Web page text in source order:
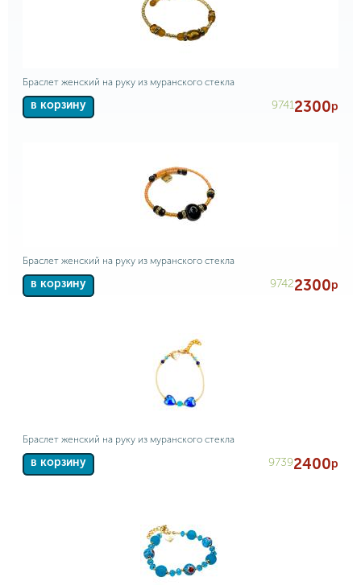
Браслет женский на руку из муранского стекла
в корзину 97412300р
Браслет женский на руку из муранского стекла
в корзину 97422300р
Браслет женский на руку из муранского стекла
в корзину 97392400р